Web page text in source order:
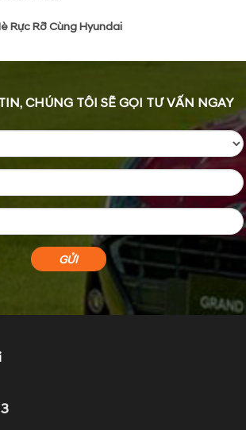
Rực Rỡ Cùng Hyundai
CHÚNG TÔI SẼ GỌI TƯ VẤN NGAY